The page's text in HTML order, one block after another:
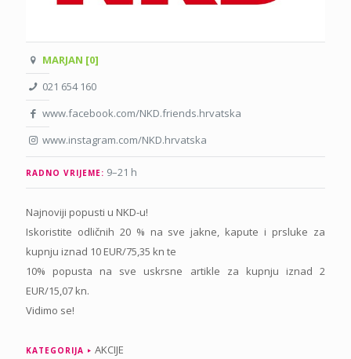
MARJAN [0]
021 654 160
www.facebook.com/NKD.friends.hrvatska
www.instagram.com/NKD.hrvatska
RADNO VRIJEME: 9–21 h
Najnoviji popusti u NKD-u!
Iskoristite odličnih 20 % na sve jakne, kapute i prsluke za
kupnju iznad 10 EUR/75,35 kn te
10% popusta na sve uskrsne artikle za kupnju iznad 2
EUR/15,07 kn.
Vidimo se!
KATEGORIJA AKCIJE